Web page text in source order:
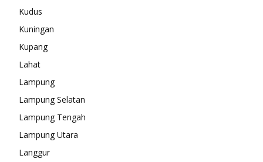
Kudus
Kuningan
Kupang
Lahat
Lampung
Lampung Selatan
Lampung Tengah
Lampung Utara
Langgur